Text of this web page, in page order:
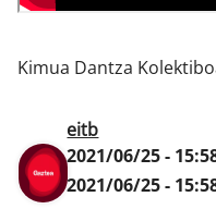
Kimua Dantza
eitb
2021/06/25 -
2021/06/25 -